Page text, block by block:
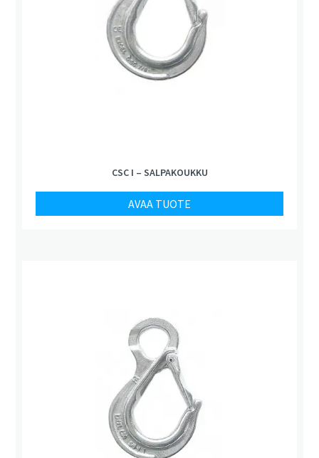
CSC I – SALPAKOUKKU
AVAA TUOTE